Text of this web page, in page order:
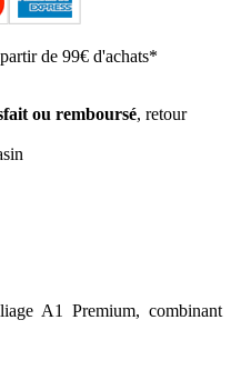
de 99€ d'achats*
ou remboursé, retour
A1 Premium, combinant